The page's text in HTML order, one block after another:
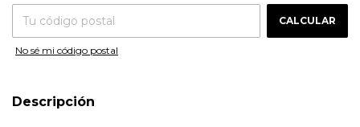
CALCULAR
No sé mi código postal
Descripción